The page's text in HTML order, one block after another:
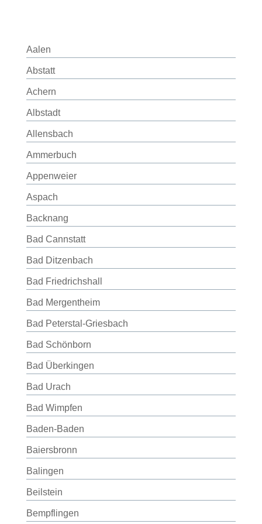
Aalen
Abstatt
Achern
Albstadt
Allensbach
Ammerbuch
Appenweier
Aspach
Backnang
Bad Cannstatt
Bad Ditzenbach
Bad Friedrichshall
Bad Mergentheim
Bad Peterstal-Griesbach
Bad Schönborn
Bad Überkingen
Bad Urach
Bad Wimpfen
Baden-Baden
Baiersbronn
Balingen
Beilstein
Bempflingen